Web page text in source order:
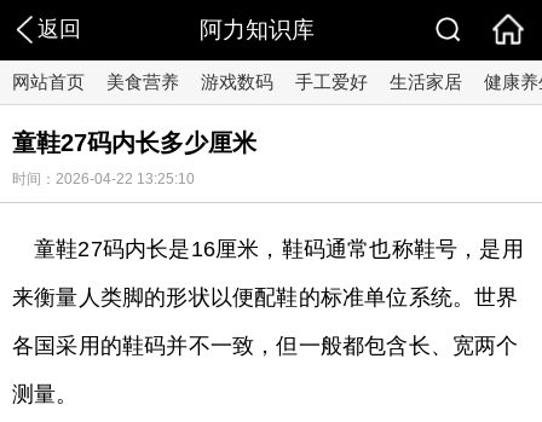
返回 阿力知识库
网站首页 美食营养 游戏数码 手工爱好 生活家居 健康养
童鞋27码内长多少厘米
时间：2026-04-22 13:25:10
童鞋27码内长是16厘米，鞋码通常也称鞋号，是用
来衡量人类脚的形状以便配鞋的标准单位系统。世界
各国采用的鞋码并不一致，但一般都包含长、宽两个
测量。